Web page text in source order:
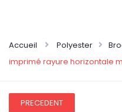
Accueil Polyester
imprimé rayure horizontale
PRECEDENT